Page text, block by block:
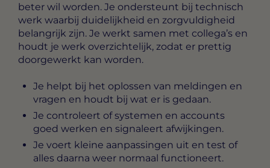
beter wil worden. Je ondersteunt bij technisch
werk waarbij duidelijkheid en zorgvuldigheid
belangrijk zijn. Je werkt samen met collega’s en
houdt je werk overzichtelijk, zodat er prettig
doorgewerkt kan worden.
Je helpt bij het oplossen van meldingen en
vragen en houdt bij wat er is gedaan.
Je controleert of systemen en accounts
goed werken en signaleert afwijkingen.
Je voert kleine aanpassingen uit en test of
alles daarna weer normaal functioneert.